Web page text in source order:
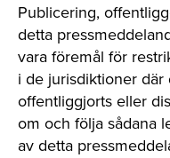
Publicering,
detta
vara föremål för
i de jurisdiktioner
offentliggjorts eller
om och följa sådana
av detta